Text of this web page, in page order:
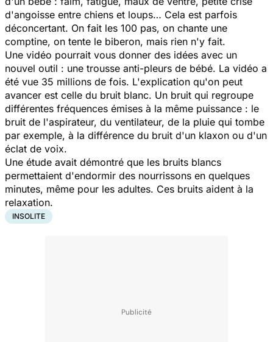
d'angoisse entre chiens et loups… Cela est parfois
déconcertant. On fait les 100 pas, on chante une
comptine, on tente le biberon, mais rien n'y fait.
Une vidéo pourrait vous donner des idées avec un
nouvel outil : une trousse anti-pleurs de bébé. La vidéo a
été vue 35 millions de fois. L'explication qu'on peut
avancer est celle du bruit blanc. Un bruit qui regroupe
différentes fréquences émises à la même puissance : le
bruit de l'aspirateur, du ventilateur, de la pluie qui tombe
par exemple, à la différence du bruit d'un klaxon ou d'un
éclat de voix.
Une étude avait démontré que les bruits blancs
permettaient d'endormir des nourrissons en quelques
minutes, même pour les adultes. Ces bruits aident à la
relaxation.
INSOLITE